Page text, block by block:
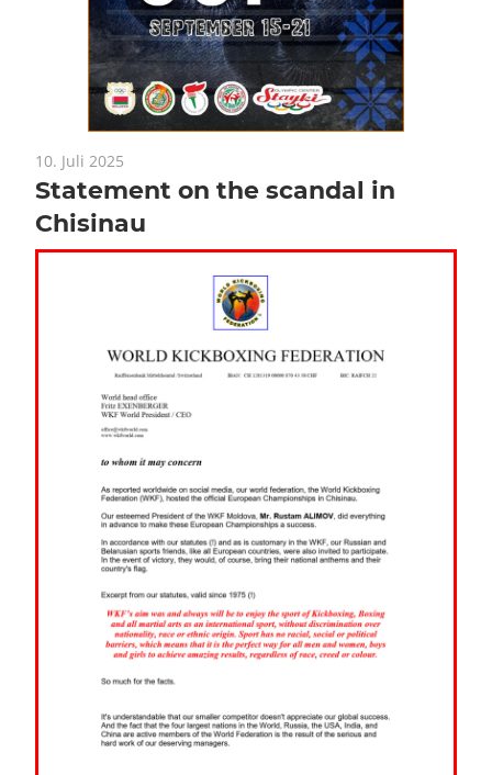
10. Juli 2025
Statement on the scandal in
Chisinau